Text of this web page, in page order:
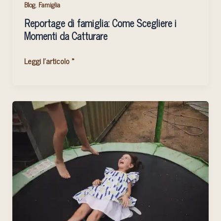
Blog, Famiglia
Reportage di famiglia: Come Scegliere i
Momenti da Catturare
Leggi l'articolo »
della
Fotografia
di
Famiglia:
Un